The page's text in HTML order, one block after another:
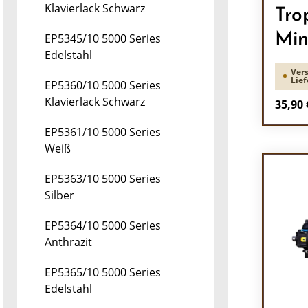
Klavierlack Schwarz
EP5345/10 5000 Series
Edelstahl
EP5360/10 5000 Series
Klavierlack Schwarz
EP5361/10 5000 Series
Weiß
EP5363/10 5000 Series
Silber
EP5364/10 5000 Series
Anthrazit
EP5365/10 5000 Series
Edelstahl
35,90